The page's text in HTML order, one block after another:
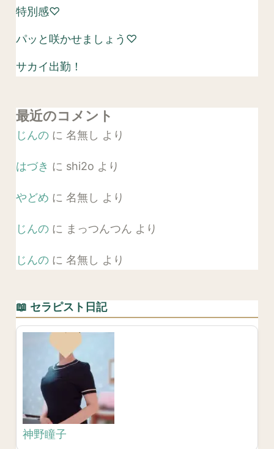
特別感♡
パッと咲かせましょう♡
サカイ出勤！
最近のコメント
じんのに 名無し より
はづき に shi2o より
やどめ に 名無し より
じんのに まっつんつん より
じんのに 名無し より
📖 セラピスト日記
神野瞳子